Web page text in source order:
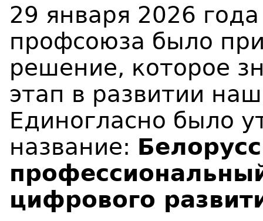
29 января 2026
профсоюза было
решение, которое
этап в развитии
Единогласно было
название:
цифрового